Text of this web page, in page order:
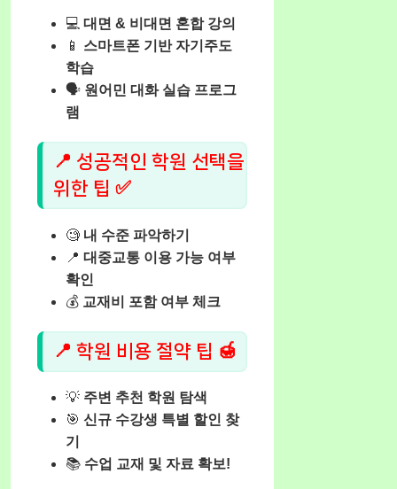
💻 대면 & 비대면 혼합 강의
📱 스마트폰 기반 자기주도
학습
🗣️ 원어민 대화 실습 프로그
램
📍 성공적인 학원 선택을
위한 팁 ✅
🧐 내 수준 파악하기
📍 대중교통 이용 가능 여부
확인
💰 교재비 포함 여부 체크
📍 학원 비용 절약 팁 🍯
💡 주변 추천 학원 탐색
🎯 신규 수강생 특별 할인 찾
기
📚 수업 교재 및 자료 확보!